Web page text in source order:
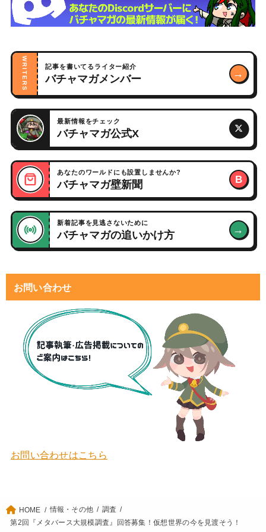
WRITERS 記事を書いてるライター紹介
バチャマガメンバー →
最新情報をチェック
バチャマガ公式X
あなたのワールドにも設置しませんか?
バチャマガ壁新聞 B
新着記事を見逃さないために
バチャマガの追いかけ方 →
お問い合わせ
お問い合わせはこちら
HOME 情報・その他
調査
第2回『メタバース大規模調査』回答募集！仮想世界の今を見渡そう！